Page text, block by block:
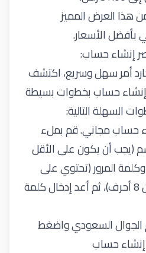
هذا العرض المميز
الأسعار.
إنشاء حساب:
أمر سهل وسريع، اكتشف
حساب بخطوات بسيطة
السهلة التالية:
حساب مجاني. قم بملء
(يجب أن يكون على الأقل
وكلمة المرور (تحتوي على
حرف كبير ورقم وتزيد عن 8 أحرف)، ثم أعد إدخال كلمة
الجوال السعودي واضغط
إنشاء حساب